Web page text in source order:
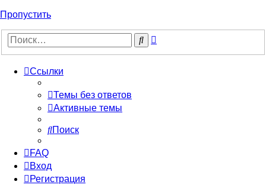
Пропустить
Поиск
Ссылки
Темы без ответов
Активные темы
Поиск
FAQ
Вход
Регистрация